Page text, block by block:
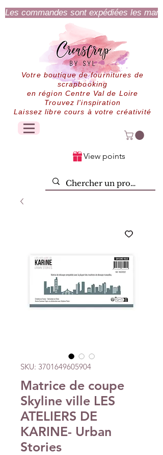
Les commandes sont expédiées les
Votre boutique de fournitures de
scrapbooking
en région Centre Val de Loire
Trouvez l'inspiration
Laissez libre cours à votre créativité
View points
SKU: 3701649605904
Matrice de coupe
Skyline ville LES
ATELIERS DE
KARINE- Urban
Stories